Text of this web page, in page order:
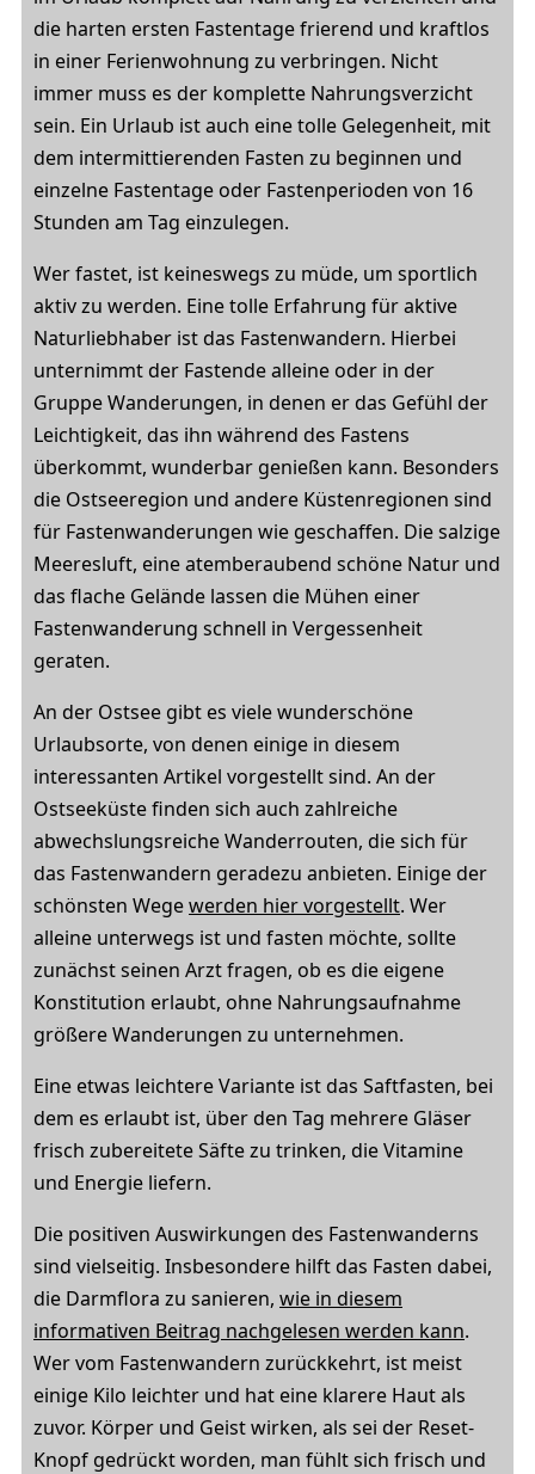
die harten ersten Fastentage frierend und kraftlos
in einer Ferienwohnung zu verbringen. Nicht
immer muss es der komplette Nahrungsverzicht
sein. Ein Urlaub ist auch eine tolle Gelegenheit, mit
dem intermittierenden Fasten zu beginnen und
einzelne Fastentage oder Fastenperioden von 16
Stunden am Tag einzulegen.
Wer fastet, ist keineswegs zu müde, um sportlich
aktiv zu werden. Eine tolle Erfahrung für aktive
Naturliebhaber ist das Fastenwandern. Hierbei
unternimmt der Fastende alleine oder in der
Gruppe Wanderungen, in denen er das Gefühl der
Leichtigkeit, das ihn während des Fastens
überkommt, wunderbar genießen kann. Besonders
die Ostseeregion und andere Küstenregionen sind
für Fastenwanderungen wie geschaffen. Die salzige
Meeresluft, eine atemberaubend schöne Natur und
das flache Gelände lassen die Mühen einer
Fastenwanderung schnell in Vergessenheit
geraten.
An der Ostsee gibt es viele wunderschöne
Urlaubsorte, von denen einige in diesem
interessanten Artikel vorgestellt sind. An der
Ostseeküste finden sich auch zahlreiche
abwechslungsreiche Wanderrouten, die sich für
das Fastenwandern geradezu anbieten. Einige der
schönsten Wegewerden hier vorgestellt. Wer
alleine unterwegs ist und fasten möchte, sollte
zunächst seinen Arzt fragen, ob es die eigene
Konstitution erlaubt, ohne Nahrungsaufnahme
größere Wanderungen zu unternehmen.
Eine etwas leichtere Variante ist das Saftfasten, bei
dem es erlaubt ist, über den Tag mehrere Gläser
frisch zubereitete Säfte zu trinken, die Vitamine
und Energie liefern.
Die positiven Auswirkungen des Fastenwanderns
sind vielseitig. Insbesondere hilft das Fasten dabei,
die Darmflora zu sanieren, wie in diesem
informativen Beitrag nachgelesen werden kann.
Wer vom Fastenwandern zurückkehrt, ist meist
einige Kilo leichter und hat eine klarere Haut als
zuvor. Körper und Geist wirken, als sei der Reset-
Knopf gedrückt worden, man fühlt sich frisch und